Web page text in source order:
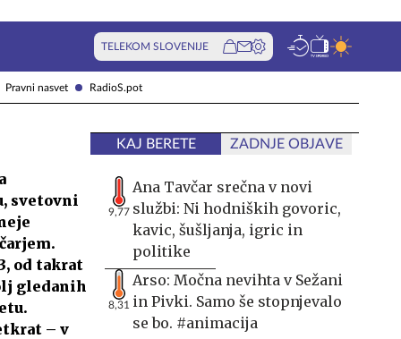
Pravni nasvet RadioS.pot
TELEKOM SLOVENIJE
svetovni
od takrat
gledanih
– v
KAJ BERETE ZADNJE OBJAVE
9,77
Ana Tavčar srečna v novi
službi: Ni hodniških govoric,
kavic, šušljanja, igric in
politike
8,31
Arso: Močna nevihta v Sežani
in Pivki. Samo še stopnjevalo
se bo. #animacija